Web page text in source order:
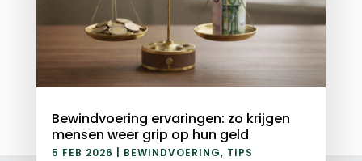
Bewindvoering ervaringen: zo krijgen
mensen weer grip op hun geld
5 FEB 2026 BEWINDVOERING, TIPS